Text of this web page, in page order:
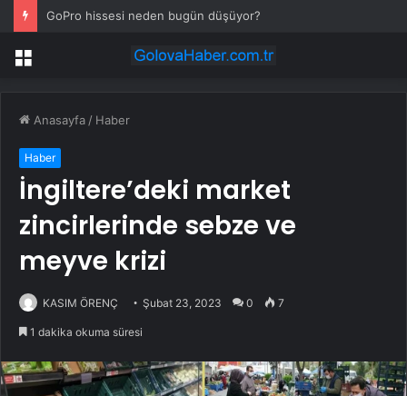
GoPro hissesi neden bugün düşüyor?
Menü
Anasayfa / Haber
Haber
İngiltere’deki market
zincirlerinde sebze ve
meyve krizi
KASIM ÖRENÇ Şubat 23, 2023 0 7
1 dakika okuma süresi